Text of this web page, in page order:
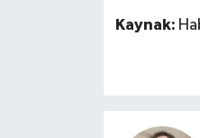
Kaynak: